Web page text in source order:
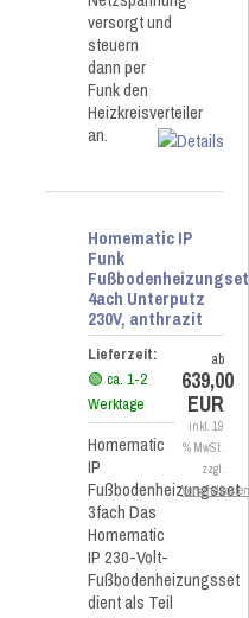
versorgt und
steuern
dann per
Funk den
Heizkreisverteiler
an.
Homematic IP
Funk
Fußbodenheizungset
4ach Unterputz
230V, anthrazit
Lieferzeit:
🟢 ca. 1-2
Werktage
Homematic
IP
Fußbodenheizungsset
3fach Das
Homematic
IP 230-Volt-
Fußbodenheizungsset
dient als Teil
ab
639,00
EUR
inkl. 19
% MwSt.
zzgl.
Versandkosten